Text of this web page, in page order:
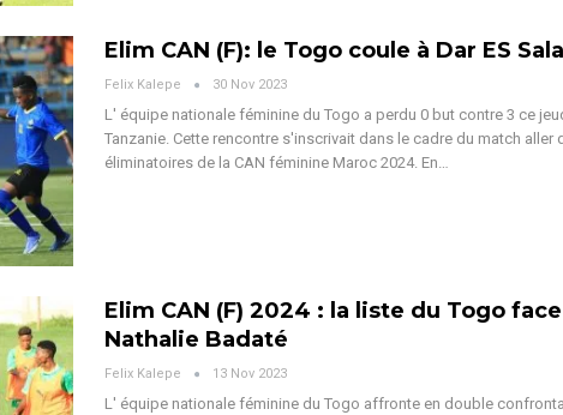
Elim CAN (F): le Togo coule à Dar ES
Felix Kalepe 30 Nov 2023
L' équipe nationale féminine du Togo a perdu 0 but contre 3 ce
Tanzanie. Cette rencontre s'inscrivait dans le cadre du match aller
éliminatoires de la CAN féminine Maroc 2024. En…
Elim CAN (F) 2024 : la liste du Togo
Nathalie Badaté
Felix Kalepe 13 Nov 2023
L' équipe nationale féminine du Togo affronte en double